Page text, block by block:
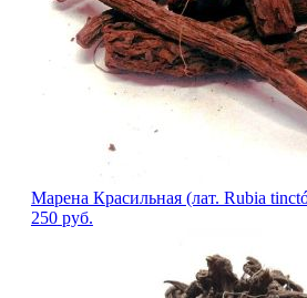
Марена Красильная (лат. Rubia
250 руб.